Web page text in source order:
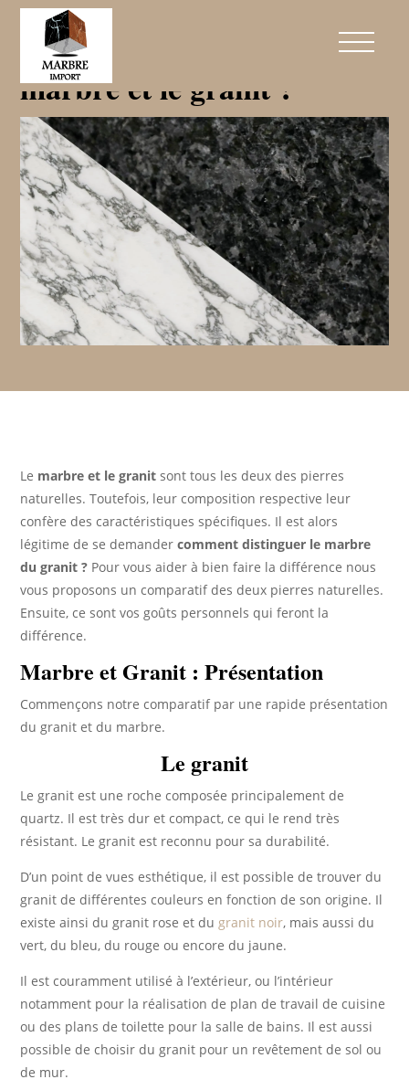
Comment distinguer le
marbre et le granit ?
Le marbre et le granit sont tous les deux des pierres
naturelles. Toutefois, leur composition respective leur
confère des caractéristiques spécifiques. Il est alors
légitime de se demandercomment distinguer le marbre
du granit ? Pour vous aider à bien faire la différence nous
vous proposons un comparatif des deux pierres naturelles.
Ensuite, ce sont vos goûts personnels qui feront la
différence.
Marbre et Granit : Présentation
Commençons notre comparatif par une rapide présentation
du granit et du marbre.
Le granit
Le granit est une roche composée principalement de
quartz. Il est très dur et compact, ce qui le rend très
résistant. Le granit est reconnu pour sa durabilité.
D’un point de vues esthétique, il est possible de trouver du
granit de différentes couleurs en fonction de son origine. Il
existe ainsi du granit rose et dugranit noir, mais aussi du
vert, du bleu, du rouge ou encore du jaune.
Il est couramment utilisé à l’extérieur, ou l’intérieur
notamment pour la réalisation de plan de travail de cuisine
ou des plans de toilette pour la salle de bains. Il est aussi
possible de choisir du granit pour un revêtement de sol ou
de mur.